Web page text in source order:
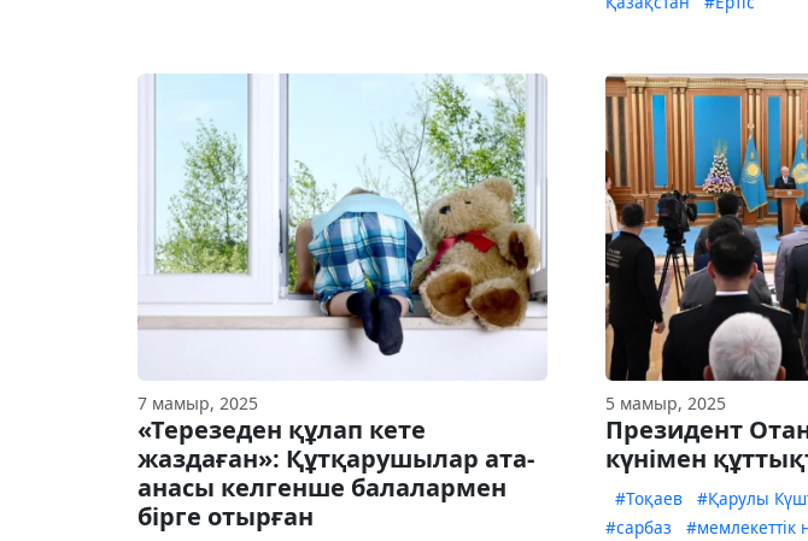
7 мамыр, 2025
«Терезеден құлап кете
жаздаған»: Құтқарушылар ата-
анасы келгенше балалармен
бірге отырған
5 мамыр, 2025
Президент
күнімен
#Тоқаев #Қарулы
#сарбаз
#мемлекеттік